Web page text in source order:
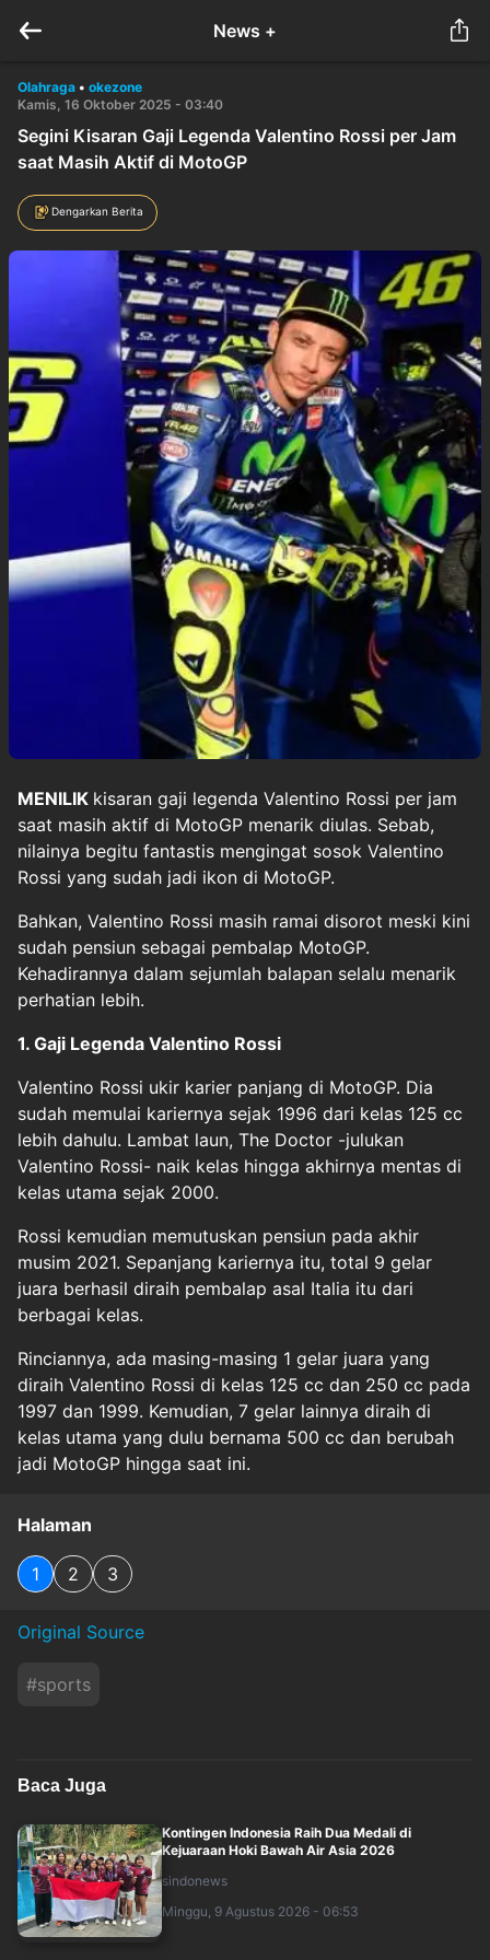
News +
Olahraga • okezone
Kamis, 16 Oktober 2025 - 03:40
Segini Kisaran Gaji Legenda Valentino Rossi per Jam
saat Masih Aktif di MotoGP
Dengarkan Berita
MENILIK kisaran gaji legenda Valentino Rossi per jam
saat masih aktif di MotoGP menarik diulas. Sebab,
nilainya begitu fantastis mengingat sosok Valentino
Rossi yang sudah jadi ikon di MotoGP.
Bahkan, Valentino Rossi masih ramai disorot meski kini
sudah pensiun sebagai pembalap MotoGP.
Kehadirannya dalam sejumlah balapan selalu menarik
perhatian lebih.
1. Gaji Legenda Valentino Rossi
Valentino Rossi ukir karier panjang di MotoGP. Dia
sudah memulai kariernya sejak 1996 dari kelas 125 cc
lebih dahulu. Lambat laun, The Doctor -julukan
Valentino Rossi- naik kelas hingga akhirnya mentas di
kelas utama sejak 2000.
Rossi kemudian memutuskan pensiun pada akhir
musim 2021. Sepanjang kariernya itu, total 9 gelar
juara berhasil diraih pembalap asal Italia itu dari
berbagai kelas.
Rinciannya, ada masing-masing 1 gelar juara yang
diraih Valentino Rossi di kelas 125 cc dan 250 cc pada
1997 dan 1999. Kemudian, 7 gelar lainnya diraih di
kelas utama yang dulu bernama 500 cc dan berubah
jadi MotoGP hingga saat ini.
Halaman
1 2 3
Original Source
#sports
Baca Juga
Kontingen Indonesia Raih Dua Medali di
Kejuaraan Hoki Bawah Air Asia 2026
sindonews
Minggu, 9 Agustus 2026 - 06:53